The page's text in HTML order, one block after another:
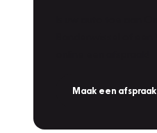
Maak een afspraak